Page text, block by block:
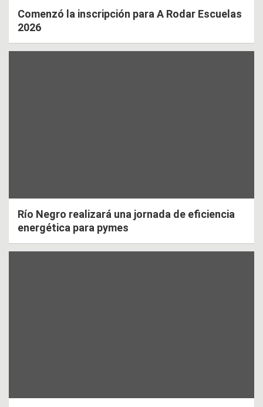
Comenzó la inscripción para A Rodar Escuelas
2026
Río Negro realizará una jornada de eficiencia
energética para pymes